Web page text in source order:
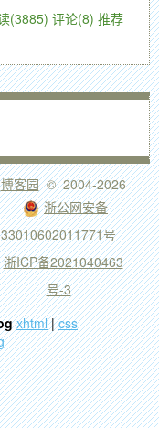
(3885) 评论(8) 推荐
博客园© 2004-2026
浙公网安备
33010602011771号
浙ICP备2021040463
号-3
xhtml|css